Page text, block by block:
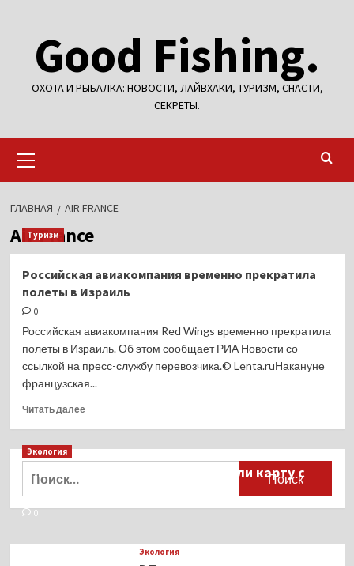
содержимому
Good Fishing.
ОХОТА И РЫБАЛКА: НОВОСТИ, ЛАЙВХАКИ, ТУРИЗМ, СНАСТИ,
СЕКРЕТЫ.
меню
ГЛАВНАЯ AIR FRANCE
Air France
Туризм
Российская авиакомпания временно прекратила
полеты в Израиль
0
Российская авиакомпания Red Wings временно прекратила
полеты в Израиль. Об этом сообщает РИА Новости со
ссылкой на пресс-службу перевозчика.© Lenta.ruНакануне
французская...
Читать далееПрочитать
Российская
прекратила
полеты
Экология
Для автомобилистов разработали карту с
пунктами приёма старых шин
0
Экология